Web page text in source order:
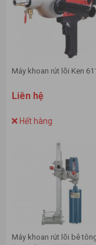
Máy khoan rút lõi Ken
Liên hệ
Hết hàng
Máy khoan rút lõi bê